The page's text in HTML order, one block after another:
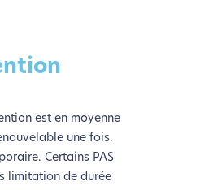
est en moyenne
une fois.
Certains PAS
limitation de durée